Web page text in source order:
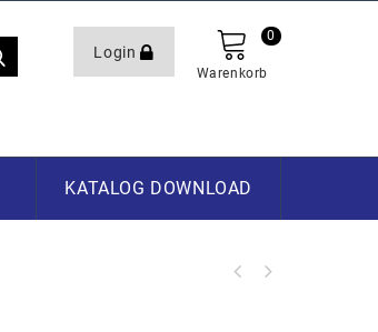
Login
Warenkorb
0
KATALOG DOWNLOAD